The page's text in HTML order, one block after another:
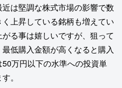
は堅調な株式市場の影響で数
上昇している銘柄も増えてい
る事は嬉しいですが、狙って
低購入金額が高くなると購入
万円以下の水準への投資単
。